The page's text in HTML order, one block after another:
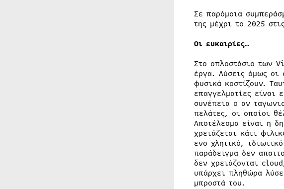
Σε παρόμοια
της μέχρι το 2025
Οι ευκαιρίες…
Στο οπλοστάσιο των
έργα. Λύσεις όμως οι
φυσικά κοστίζουν.
επαγγελματίες είναι
συνέπεια ο αν
πελάτες, οι οποίοι
Αποτέλεσμα είναι η
χρειάζεται κάτι
ενο χλητικό,
παράδειγμα δεν
δεν χρειάζονται
υπάρχει πληθώρα
μπροστά του.